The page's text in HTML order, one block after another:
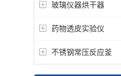
玻璃仪器烘干器
药物透皮实验仪
不锈钢常压反应釜